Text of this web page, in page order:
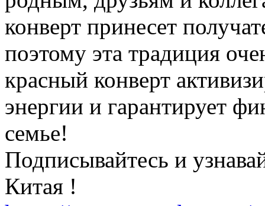
конверт принесет
поэтому эта традиция
красный конверт
энергии и гарантирует
семье!
Подписывайтесь и
Китая !